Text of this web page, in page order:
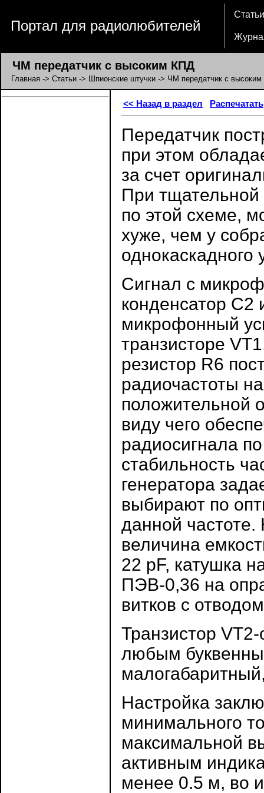
Портал для радиолюбителей
Статьи
ЧМ передатчик с высоким КПД
Главная -> Статьи -> Шпионские штучки -> ЧМ передатчик с
<< Назад в раздел Распечатать
Передатчик
при этом
за счет
При тщательной
по этой схеме,
хуже, чем у
однокаскадного
Сигнал с
конденсатор С2
микрофонный
транзисторе
резистор R6
радиочастоты
положительной
виду чего
радиосигнала
стабильность
генератора
выбирают по
данной
величина
22 pF, катушка
ПЭВ-0,36 на
витков с
Транзистор
любым
Настройка
минимального
максимальной
активным
менее 0.5 м, во